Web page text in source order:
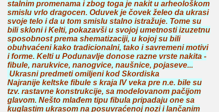
stalnim promenama i zbog toga je nakit u arheološkom
smislu vrlo dragocen. Oduvek je čovek želeo da ukrasi
svoje telo i da u tom smislu stalno istražuje. Tome su
bili skloni i Kelti, pokazavši u svojoj umetnosti izuzetnu
sposobnost prema shematizaciji, u kojoj su bili
obuhvaćeni kako tradicionalni, tako i savremeni motivi
i forme. Kelti u Podunavlje donose razne vrste nakita -
fibule, narukvice, nanogvice, naušnice, pojaseve...
Ukrasni predmeti omiljeni kod Skordiska
Najranije keltske fibule s kraja IV veka pre n.e. bile su
tzv. rastavne konstrukcije, sa modelovanom pačijom
glavom. Nešto mlađem tipu fibula pripadaju one sa
kuglastim ukrasom na posuvraćenoj nozi i lančanim